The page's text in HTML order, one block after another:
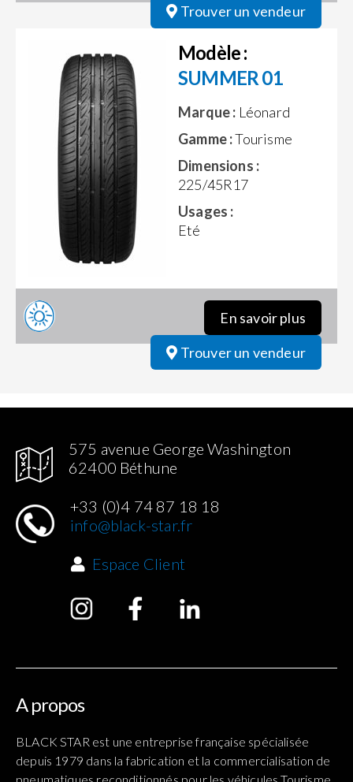
Trouver un vendeur
Modèle :
SUMMER 01
Marque : Léonard
Gamme :Tourisme
Dimensions :
225/45R17
Usages :
Eté
En savoir plus
Trouver un vendeur
575 avenue George Washington
62400 Béthune
+33 (0)4 74 87 18 18
info@black-star.fr
Espace Client
A propos
BLACK STAR est une entreprise française spécialisée
depuis 1979 dans la fabrication et la commercialisation de